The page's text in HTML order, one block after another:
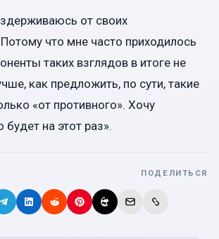
от своих
что мне часто приходилось
таких взглядов в итоге не
как предложить, по сути, такие
«от противного». Хочу
будет на этот раз».
ПОДЕЛИТЬСЯ